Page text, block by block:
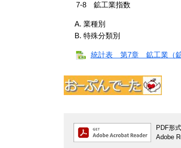
7-8 鉱工業指数
業種別
特殊分類別
統計表 第7章 鉱工業（鉱
PDF形
Adobe